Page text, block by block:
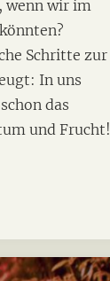
wenn wir im
Schritte zur
In uns
das
und Frucht!